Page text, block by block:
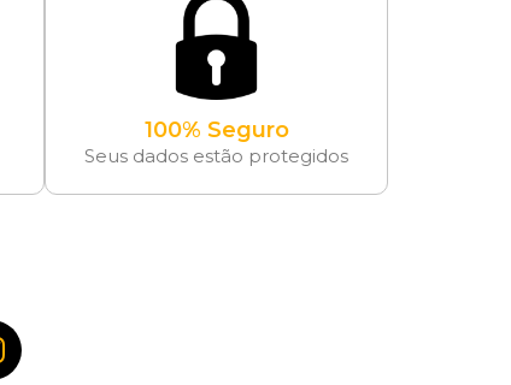
100% Seguro
Seus dados estão protegidos